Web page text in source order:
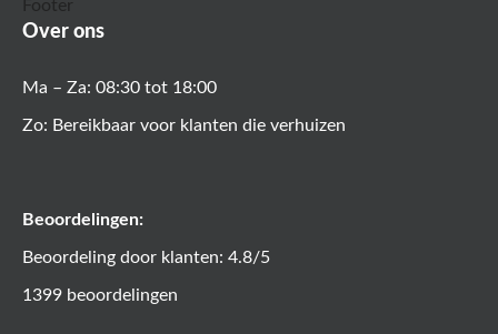
Over ons
Ma – Za: 08:30 tot 18:00
Zo: Bereikbaar voor klanten die verhuizen
Beoordelingen:
Beoordeling door klanten: 4.8/5
1399 beoordelingen